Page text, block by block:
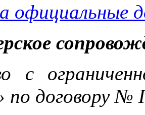
официальные
с
договору